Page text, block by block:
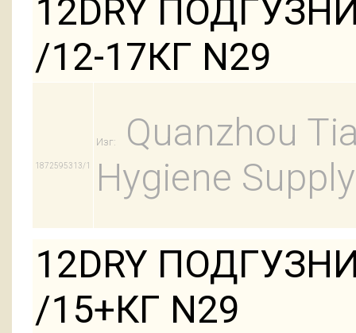
12DRY
/12-17КГ N29
1872595313/1
Изг:
Quanzhou
Hygiene
12DRY
/15+КГ N29